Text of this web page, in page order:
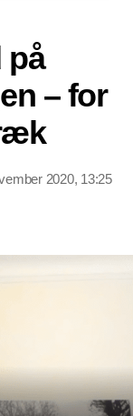
på
– for
2020, 13:25